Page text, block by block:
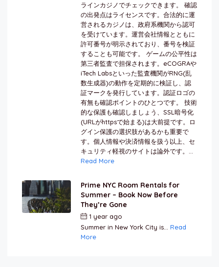
ラインカジノでチェックできます。 確認
の出発点はライセンスです。合法的に運
営されるカジノは、政府系機関から認可
を受けています。運営会社情報とともに
許可番号が明示されており、番号を検証
することも可能です。 ゲームの公平性は
第三者監査で担保されます。eCOGRAや
iTech Labsといった監査機関がRNG(乱
数生成器)の動作を定期的に検証し、認
証マークを発行しています。認証ロゴの
有無も確認ポイントのひとつです。 技術
的な保護も確認しましょう、SSL暗号化
(URLがhttpsで始まる)は大前提です。ロ
グイン保護の選択肢があるかも重要で
す。個人情報や決済情報を扱う以上、セ
キュリティ軽視のサイトは論外です。...
Read More
Prime NYC Room Rentals for
Summer – Book Now Before
They’re Gone
1 year ago
Summer in New York City is... Read
More